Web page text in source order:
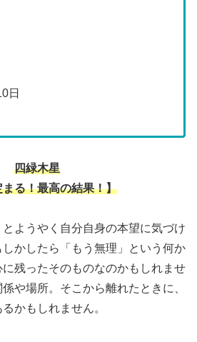
日
四緑木星
まる！最高の結果！】
ようやく自分自身の本望に気づけ
かしたら「もう無理」という何か
残ったそのものなのかもしれませ
や場所。そこから離れたときに、
かもしれません。